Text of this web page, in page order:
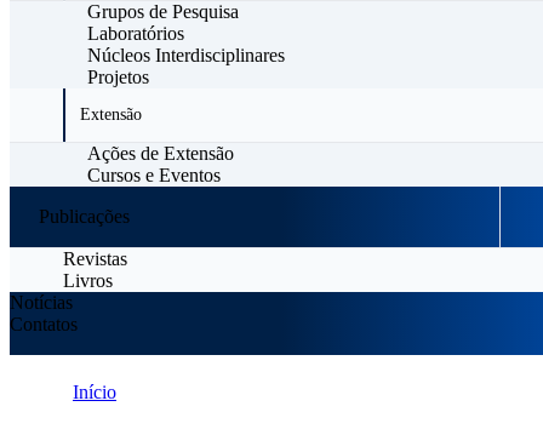
Grupos de Pesquisa
Laboratórios
Núcleos Interdisciplinares
Projetos
Extensão
Ações de Extensão
Cursos e Eventos
Publicações
Revistas
Livros
Notícias
Contatos
Início